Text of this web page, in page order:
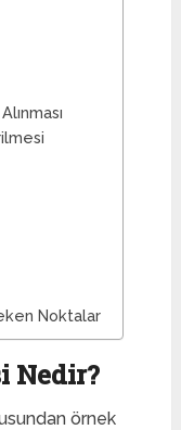
Noktalar
Nedir?
örnek